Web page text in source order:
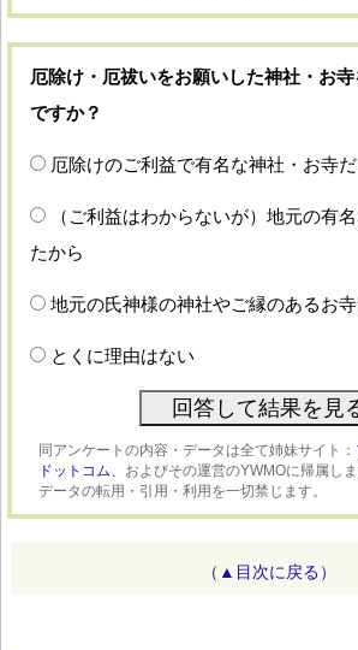
厄除け・厄祓いをお願いした神社・お
ですか？
厄除けのご利益で有名な神社・お寺
（ご利益はわからないが）地元の有
たから
地元の氏神様の神社やご縁のあるお
とくに理由はない
同アンケートの内容・データは全て姉妹サイト：
ドットコム、 およびその運営のYWMOに帰属し
データの転用・引用・利用を一切禁じます。
（▲目次に戻る）